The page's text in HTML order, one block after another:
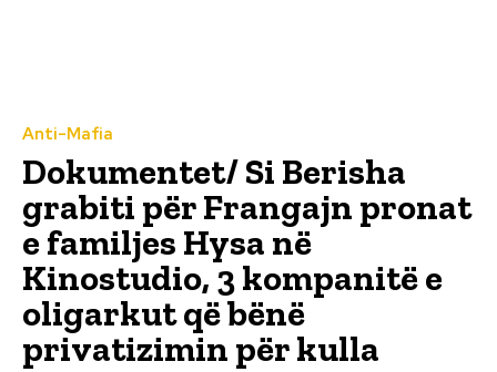
Anti-Mafia
Dokumentet/ Si Berisha
grabiti për Frangajn pronat
e familjes Hysa në
Kinostudio, 3 kompanitë e
oligarkut që bënë
privatizimin për kulla